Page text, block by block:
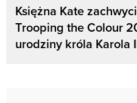
Księżna Kate
Trooping the Colour
urodziny króla Karola